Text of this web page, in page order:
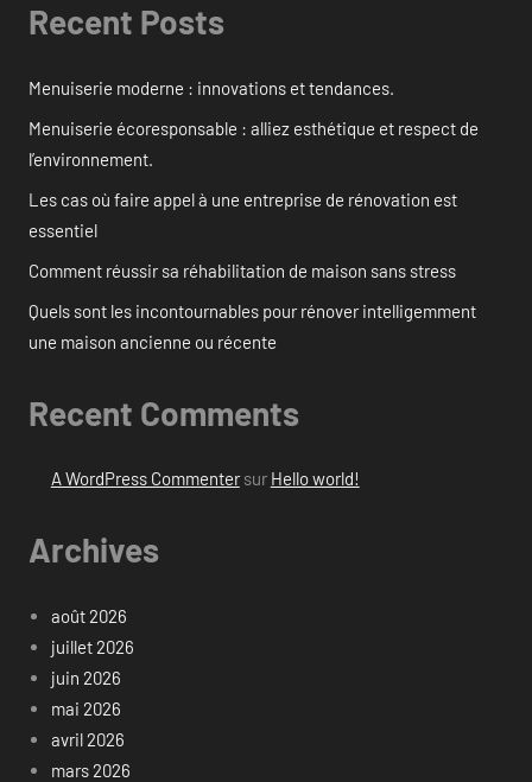
Recent Posts
Menuiserie moderne : innovations et tendances.
Menuiserie écoresponsable : alliez esthétique et respect de
l’environnement.
Les cas où faire appel à une entreprise de rénovation est
essentiel
Comment réussir sa réhabilitation de maison sans stress
Quels sont les incontournables pour rénover intelligemment
une maison ancienne ou récente
Recent Comments
A WordPress Commentersur Hello world!
Archives
août 2026
juillet 2026
juin 2026
mai 2026
avril 2026
mars 2026